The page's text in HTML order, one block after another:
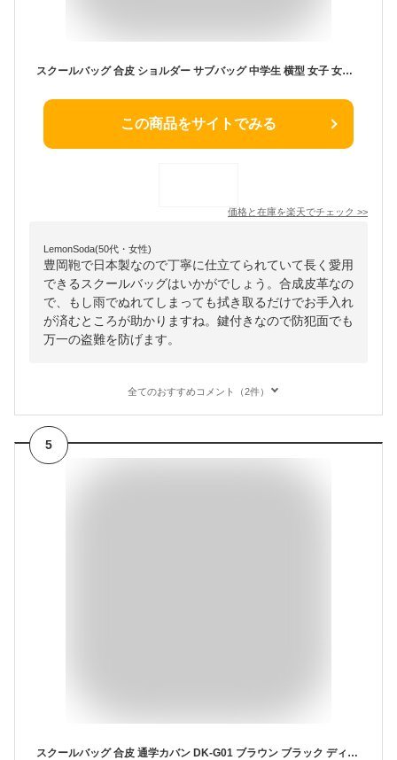
スクールバッグ 合皮 ショルダー サブバッグ 中学生 横型 女子 女子高生 (6945) ショルダーバッグ Country Field カントリーフィールド スクールショルダー 入学 通学 カジュアル おしゃれ ガーリー スクバ 中学 大きい 日本製 国産 学生鞄 ブラック チョコ ブラウン 新生活
この商品をサイトでみる
価格と在庫を楽天でチェック >>
LemonSoda(50代・女性)
豊岡鞄で日本製なので丁寧に仕立てられていて長く愛用
できるスクールバッグはいかがでしょう。合成皮革なの
で、もし雨でぬれてしまっても拭き取るだけでお手入れ
が済むところが助かりますね。鍵付きなので防犯面でも
万一の盗難を防げます。
全てのおすすめコメント（2件）
5
スクールバッグ 合皮 通学カバン DK-G01 ブラウン ブラック ディッキーズ（Dickies）(スクールバック/合皮/スクバ/バッグ/スクール/男子/メンズ/女子/レディース/ブランド/人気/通学/カバン/中学生/高校生/学生/入学/定番/黒/茶/最強配送)(店頭受取対応商品)